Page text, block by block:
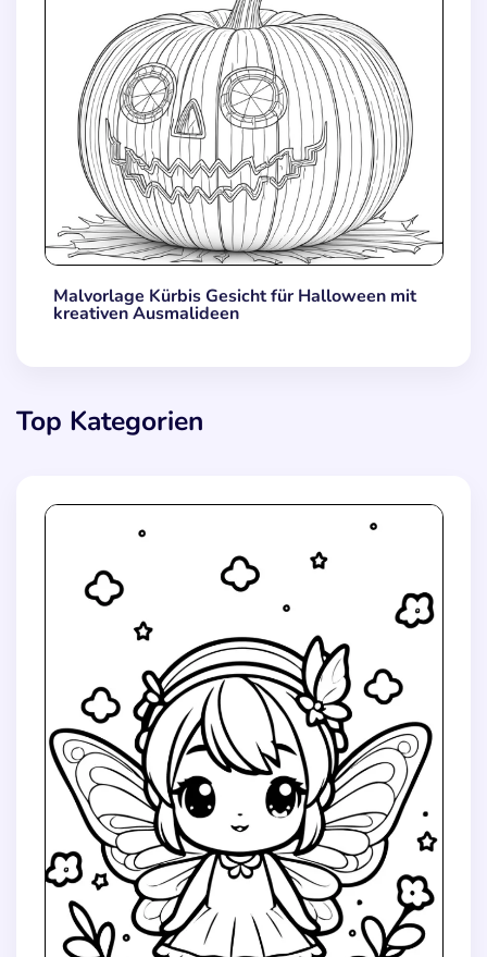
Malvorlage Kürbis Gesicht für Halloween mit
kreativen Ausmalideen
Top Kategorien